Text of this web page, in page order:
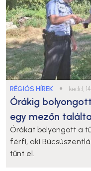
RÉGIÓS HÍREK ● kedd,
Órákig
egy mezőn
Órákat bolyongott a
férfi, aki
tűnt el.